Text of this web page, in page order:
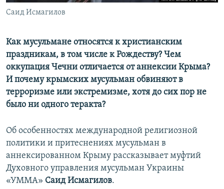
Саид Исмагилов
Как мусульмане относятся к христианским
праздникам, в том числе к Рождеству? Чем
оккупация Чечни отличается от аннексии Крыма?
И почему крымских мусульман обвиняют в
терроризме или экстремизме, хотя до сих пор не
было ни одного теракта?
Об особенностях международной религиозной
политики и притеснениях мусульман в
аннексированном Крыму рассказывает муфтий
Духовного управления мусульман Украины
«УММА» Саид Исмагилов.